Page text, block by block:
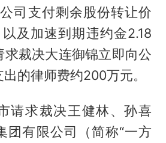
司支付剩余股份转让价
及加速到期违约金2.18
求裁决大连御锦立即向公
的律师费约200万元。
请求裁决王健林、孙喜
团有限公司（简称“一方